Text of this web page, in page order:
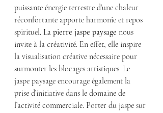
puissante énergie terrestre d’une chaleur
réconfortante apporte harmonie et repos
spirituel. La pierre jaspe paysage nous
invite à la créativité. En effet, elle inspire
la visualisation créative nécessaire pour
surmonter les blocages artistiques. Le
jaspe paysage encourage également la
prise d’initiative dans le domaine de
l’activité commerciale. Porter du jaspe sur